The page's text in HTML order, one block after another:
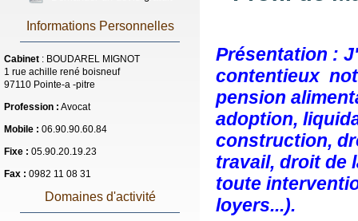
Informations Personnelles
Cabinet : BOUDAREL MIGNOT
1 rue achille rené boisneuf
97110 Pointe-a -pitre
Profession : Avocat
Mobile : 06.90.90.60.84
Fixe : 05.90.20.19.23
Fax : 0982 11 08 31
Domaines d'activité
Présentation :
contentieux
pension
adoption,
construction,
travail, droit de
toute
loyers...).